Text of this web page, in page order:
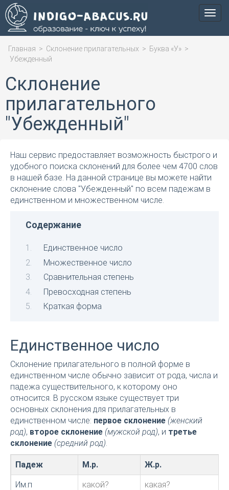
Меню
Главная > Склонение прилагательных > Буква «У» >
Убежденный
Склонение
прилагательного
"Убежденный"
Наш сервис предоставляет возможность быстрого и
удобного поиска склонений для более чем 4700 слов
в нашей базе. На данной странице вы можете найти
склонение слова "Убежденный" по всем падежам в
единственном и множественном числе.
Содержание
Единственное число
Множественное число
Сравнительная степень
Превосходная степень
Краткая форма
Единственное число
Склонение прилагательного в полной форме в
единственном числе обычно зависит от рода, числа и
падежа существительного, к которому оно
относится. В русском языке существует три
основных склонения для прилагательных в
единственном числе: первое склонение (женский
род), второе склонение (мужской род), и третье
склонение (средний род).
Падеж М.р. Ж.р.
Им.п какой? какая?